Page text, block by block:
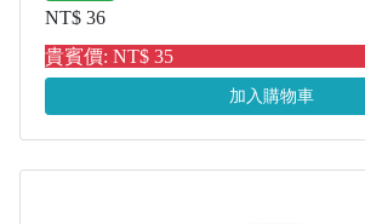
NT$ 36
貴賓價: NT$ 35
加入購物車